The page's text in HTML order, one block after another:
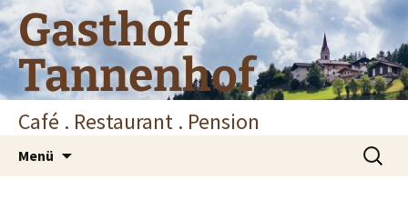
Zum
Inhalt
springen
Gasthof
Tannenhof
Café . Restaurant . Pension
Menü
Suchen
nach: